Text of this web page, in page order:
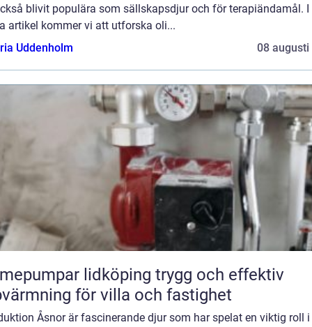
blivit populära som sällskapsdjur och för terapiändamål. I
artikel kommer vi att utforska oli...
Uddenholm
08 augusti
lidköping trygg och effektiv
för villa och fastighet
Åsnor är fascinerande djur som har spelat en viktig roll i